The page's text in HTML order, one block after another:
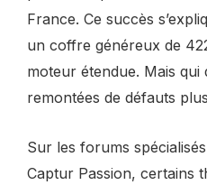
France. Ce succès
un coffre généreux de
moteur étendue. Mais qui
remontées de défauts
Sur les forums
Captur Passion, certains